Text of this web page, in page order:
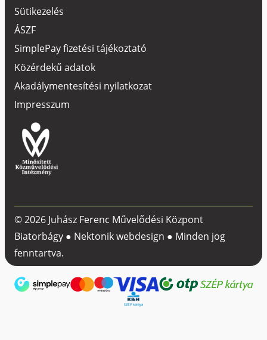
Sütikezelés
ÁSZF
SimplePay fizetési tájékoztató
Közérdekű adatok
Akadálymentesítési nyilatkozat
Impresszum
© 2026 Juhász Ferenc Művelődési Központ
Biatorbágy ● Nektonik webdesign ● Minden jog
fenntartva.